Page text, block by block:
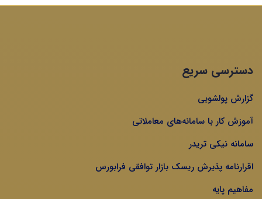
دسترسی سریع
گزارش پولشویی
آموزش کار با سامانه‌های معاملاتی
سامانه نیکی تریدر
اقرارنامه پذیرش ریسک بازار توافقی فرابورس
مفاهیم پایه